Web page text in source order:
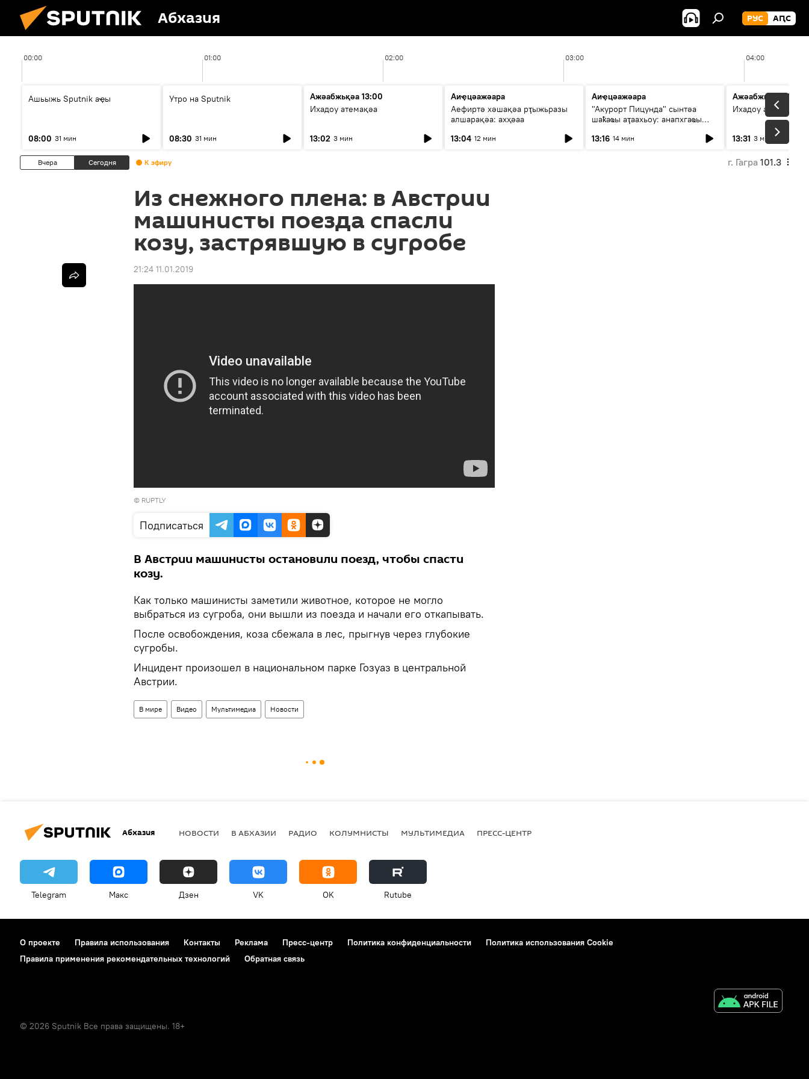
Абхазия РУС АԤС
00:00 01:00 02:00 03:00 04:00
Ашьыжь Sputnik аҿы
08:00 31 мин
Утро на Sputnik
08:30 31 мин
Ажәабжьқәа 13:00
Ихадоу атемақәа
13:02 3 мин
Аиҿцәажәара
Аефиртә хәшақәа рҭыжьразы
алшарақәа: ахҳәаа
13:04 12 мин
Аиҿцәажәара
"Акурорт Пицунда" сынтәа
шаҟаҩы аҭаахьоу: анапхгаҩы
13:16 14 мин
Ажәабжьқәа 13:30
Ихадоу атемақәа
13:31 3 мин
Вчера Сегодня К эфиру г. Гагра 101.3
Из снежного плена: в Австрии
машинисты поезда спасли
козу, застрявшую в сугробе
21:24 11.01.2019
© RUPTLY
Подписаться
В Австрии машинисты остановили поезд, чтобы спасти
козу.
Как только машинисты заметили животное, которое не могло
выбраться из сугроба, они вышли из поезда и начали его откапывать.
После освобождения, коза сбежала в лес, прыгнув через глубокие
сугробы.
Инцидент произошел в национальном парке Гозуаз в центральной
Австрии.
В мире Видео Мультимедиа Новости
Абхазия НОВОСТИ В АБХАЗИИ РАДИО КОЛУМНИСТЫ МУЛЬТИМЕДИА ПРЕСС-ЦЕНТР
Telegram Макс Дзен VK OK Rutube
О проекте Правила использования Контакты Реклама Пресс-центр Политика конфиденциальности
Политика использования Cookie
Правила применения рекомендательных технологий
Обратная связь
© 2026 Sputnik Все права защищены. 18+